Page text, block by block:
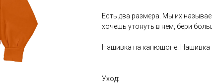
Есть два размера. Мы их
хочешь утонуть в нем, бери
Нашивка на капюшоне. Нашивка
Уход: